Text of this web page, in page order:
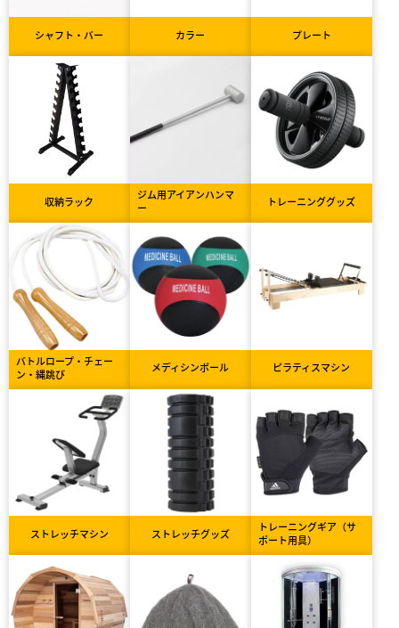
シャフト・バー カラー プレート
収納ラック
ジム用アイアンハンマ
ー
トレーニンググッズ
バトルロープ・チェー
ン・縄跳び
メディシンボール ピラティスマシン
ストレッチマシン ストレッチグッズ
トレーニングギア（サ
ポート用具）